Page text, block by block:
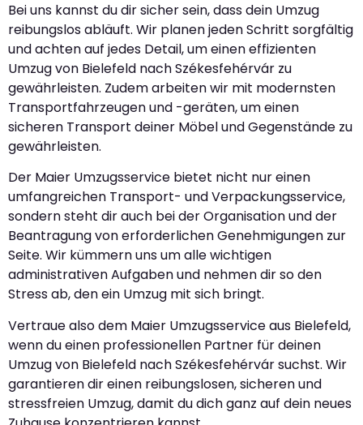
Bei uns kannst du dir sicher sein, dass dein Umzug
reibungslos abläuft. Wir planen jeden Schritt sorgfältig
und achten auf jedes Detail, um einen effizienten
Umzug von Bielefeld nach Székesfehérvár zu
gewährleisten. Zudem arbeiten wir mit modernsten
Transportfahrzeugen und -geräten, um einen
sicheren Transport deiner Möbel und Gegenstände zu
gewährleisten.
Der Maier Umzugsservice bietet nicht nur einen
umfangreichen Transport- und Verpackungsservice,
sondern steht dir auch bei der Organisation und der
Beantragung von erforderlichen Genehmigungen zur
Seite. Wir kümmern uns um alle wichtigen
administrativen Aufgaben und nehmen dir so den
Stress ab, den ein Umzug mit sich bringt.
Vertraue also dem Maier Umzugsservice aus Bielefeld,
wenn du einen professionellen Partner für deinen
Umzug von Bielefeld nach Székesfehérvár suchst. Wir
garantieren dir einen reibungslosen, sicheren und
stressfreien Umzug, damit du dich ganz auf dein neues